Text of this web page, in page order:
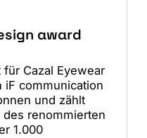
award
Cazal Eyewear
iF communication
und zählt
renommierten
1.000